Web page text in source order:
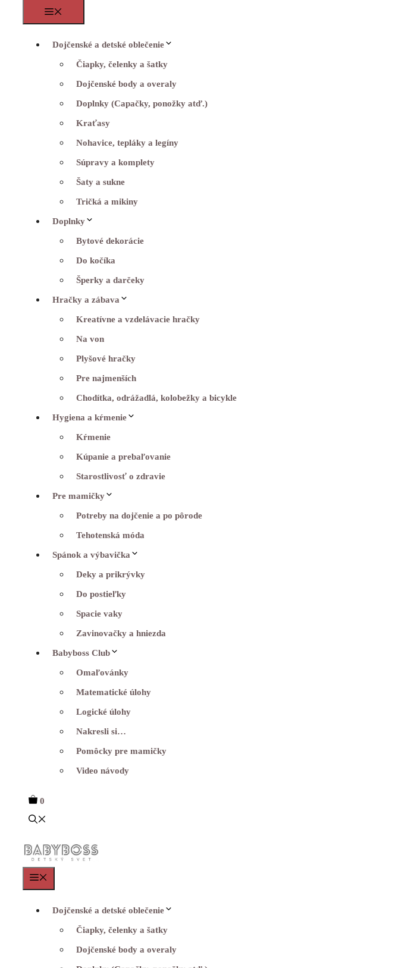
Dojčenské a detské oblečenie
Čiapky, čelenky a šatky
Dojčenské body a overaly
Doplnky (Capačky, ponožky atď.)
Kraťasy
Nohavice, tepláky a legíny
Súpravy a komplety
Šaty a sukne
Tričká a mikiny
Doplnky
Bytové dekorácie
Do kočíka
Šperky a darčeky
Hračky a zábava
Kreatívne a vzdelávacie hračky
Na von
Plyšové hračky
Pre najmenších
Chodítka, odrážadlá, kolobežky a bicykle
Hygiena a kŕmenie
Kŕmenie
Kúpanie a prebaľovanie
Starostlivosť o zdravie
Pre mamičky
Potreby na dojčenie a po pôrode
Tehotenská móda
Spánok a výbavička
Deky a prikrývky
Do postieľky
Spacie vaky
Zavinovačky a hniezda
Babyboss Club
Omaľovánky
Matematické úlohy
Logické úlohy
Nakresli si…
Pomôcky pre mamičky
Video návody
0
Dojčenské a detské oblečenie
Čiapky, čelenky a šatky
Dojčenské body a overaly